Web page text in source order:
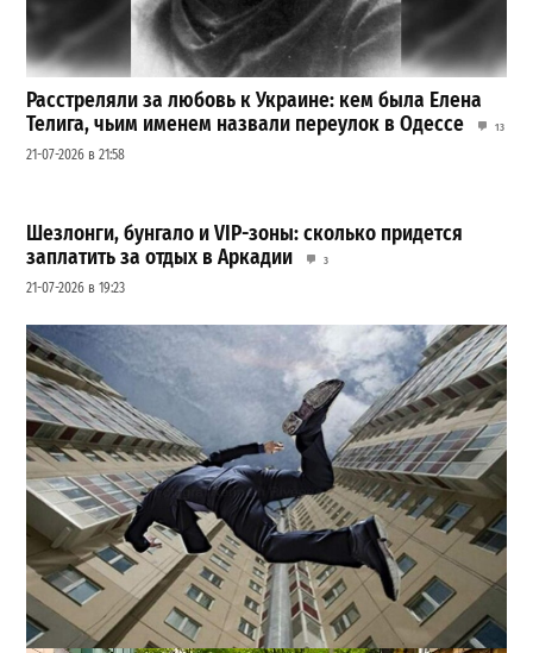
Расстреляли за любовь к Украине: кем была Елена
Телига, чьим именем назвали переулок в Одессе
13
21-07-2026 в 21:58
Шезлонги, бунгало и VIP-зоны: сколько придется
заплатить за отдых в Аркадии
3
21-07-2026 в 19:23